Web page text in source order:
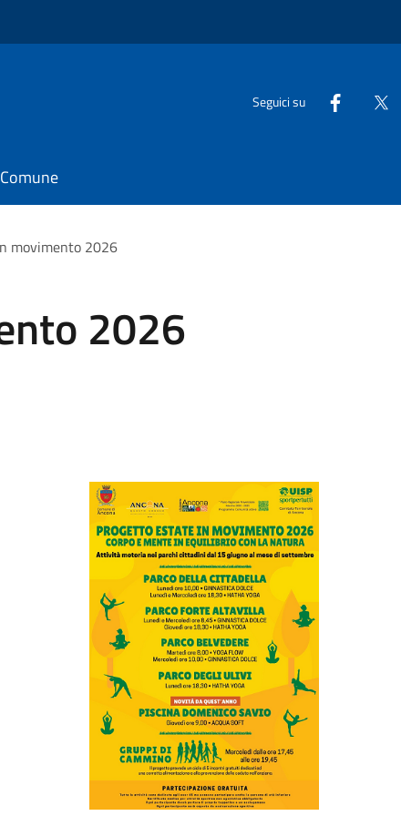
Seguici su
movimento 2026
2026